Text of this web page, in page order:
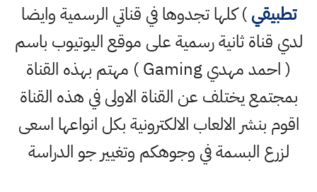
تطبيقي) كلها تجدوها في قناتي الرسمية وايضا
لدي قناة ثانية رسمية على موقع اليوتيوب باسم
( احمد مهدي Gaming ) مهتم بهذه القناة
بمجتمع يختلف عن القناة الاولى في هذه القناة
اقوم بنشر الالعاب الالكترونية بكل انواعها اسعى
لزرع البسمة في وجوهكم وتغيير جو الدراسة